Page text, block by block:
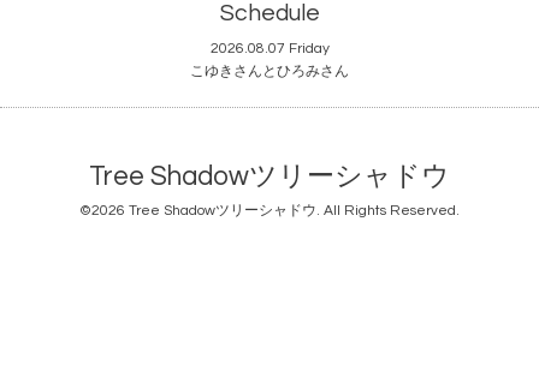
Schedule
2026.08.07 Friday
こゆきさんとひろみさん
Tree Shadowツリーシャドウ
©2026 Tree Shadowツリーシャドウ. All Rights Reserved.